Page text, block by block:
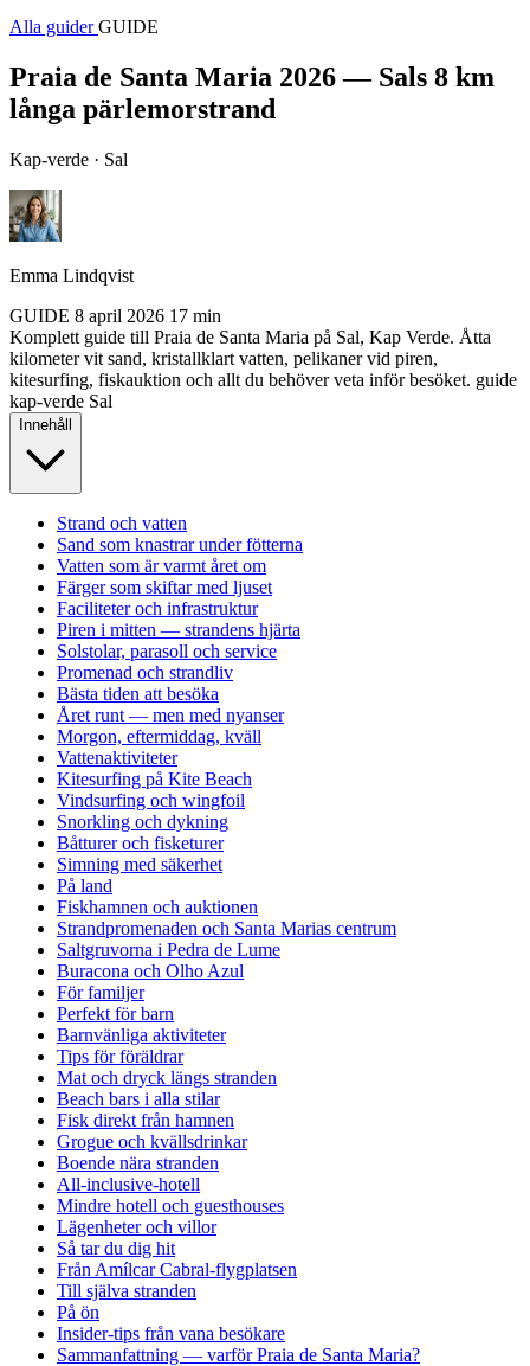
Alla guiderGUIDE
Praia de Santa Maria 2026 — Sals 8 km
långa pärlemorstrand
Kap-verde · Sal
Emma Lindqvist
GUIDE 8 april 2026 17 min
Komplett guide till Praia de Santa Maria på Sal, Kap Verde. Åtta
kilometer vit sand, kristallklart vatten, pelikaner vid piren,
kitesurfing, fiskauktion och allt du behöver veta inför besöket. guide
kap-verde Sal
Innehåll
Strand och vatten
Sand som knastrar under fötterna
Vatten som är varmt året om
Färger som skiftar med ljuset
Faciliteter och infrastruktur
Piren i mitten — strandens hjärta
Solstolar, parasoll och service
Promenad och strandliv
Bästa tiden att besöka
Året runt — men med nyanser
Morgon, eftermiddag, kväll
Vattenaktiviteter
Kitesurfing på Kite Beach
Vindsurfing och wingfoil
Snorkling och dykning
Båtturer och fisketurer
Simning med säkerhet
På land
Fiskhamnen och auktionen
Strandpromenaden och Santa Marias centrum
Saltgruvorna i Pedra de Lume
Buracona och Olho Azul
För familjer
Perfekt för barn
Barnvänliga aktiviteter
Tips för föräldrar
Mat och dryck längs stranden
Beach bars i alla stilar
Fisk direkt från hamnen
Grogue och kvällsdrinkar
Boende nära stranden
All-inclusive-hotell
Mindre hotell och guesthouses
Lägenheter och villor
Så tar du dig hit
Från Amílcar Cabral-flygplatsen
Till själva stranden
På ön
Insider-tips från vana besökare
Sammanfattning — varför Praia de Santa Maria?